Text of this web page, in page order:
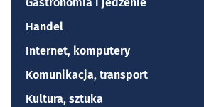
Gastronomia i jedzenie
Handel
Internet, komputery
Komunikacja, transport
Kultura, sztuka